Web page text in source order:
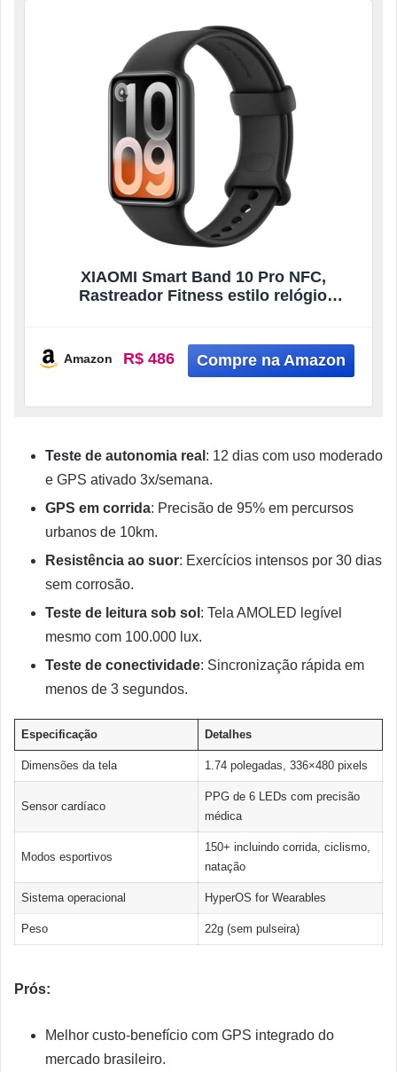
XIAOMI Smart Band 10 Pro NFC,
Rastreador Fitness estilo relógio
Android e iOS, 150 modos, GNSS, 5ATM,
preto
Amazon R$ 486
Teste de autonomia real : 12 dias com uso moderado
e GPS ativado 3x/semana.
GPS em corrida: Precisão de 95% em percursos
urbanos de 10km.
Resistência ao suor: Exercícios intensos por 30 dias
sem corrosão.
Teste de leitura sob sol : Tela AMOLED legível
mesmo com 100.000 lux.
Teste de conectividade: Sincronização rápida em
menos de 3 segundos.
Especificação Detalhes
Dimensões da tela 1.74 polegadas, 336×480 pixels
Sensor cardíaco
PPG de 6 LEDs com precisão
médica
Modos esportivos
150+ incluindo corrida, ciclismo,
natação
Sistema operacional HyperOS for Wearables
Peso 22g (sem pulseira)
Prós:
Melhor custo-benefício com GPS integrado do
mercado brasileiro.